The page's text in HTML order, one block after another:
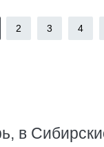
2 3 4
в